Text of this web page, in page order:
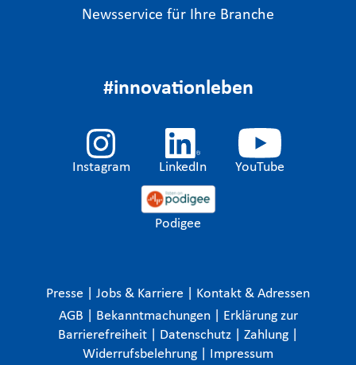
Newsservice für Ihre Branche
#innovationleben
Instagram LinkedIn YouTube
Podigee
Presse Jobs & Karriere
Kontakt & Adressen
AGB
Bekanntmachungen
Erklärung zur
Barrierefreiheit
Datenschutz Zahlung
Widerrufsbelehrung
Impressum